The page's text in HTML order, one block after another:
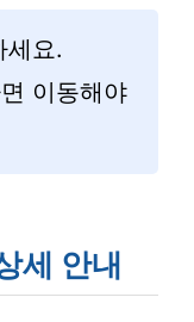
세요.
이동해야
세 안내